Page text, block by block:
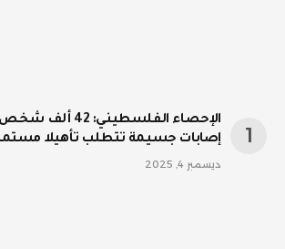
الإحصاء
إصابات جسيمة تتطلب تأهيلا
ديسمبر 4, 2025